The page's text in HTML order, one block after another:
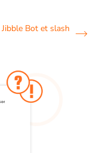
Bot et slash